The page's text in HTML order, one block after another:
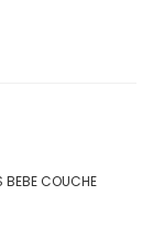
COUCHE